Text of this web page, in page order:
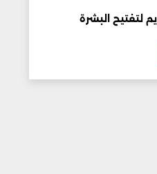
لتفتيح البشرة